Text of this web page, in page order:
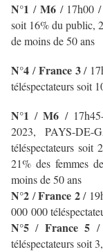
N°1 / M6 / 17h00
soit 16% du public,
de moins de 50 ans
N°4 /France 3/
téléspectateurs soit
N°1/M6 /
2023, PAYS-
téléspectateurs soit
21% des femmes
moins de 50 ans
N°2 /France 2/
000 000
N°5 / France 5 /
téléspectateurs soit